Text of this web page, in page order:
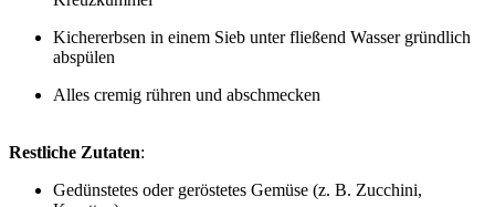
Kichererbsen in einem Sieb unter fließend Wasser gründlich
abspülen
Alles cremig rühren und abschmecken
Restliche Zutaten:
Gedünstetes oder geröstetes Gemüse (z. B. Zucchini,